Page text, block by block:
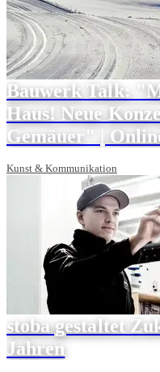
Bauwerk Talk:
Haus! Neue
Gemäuer" |
Kunst & Kommunikation
stoba gestaltet
Jahren